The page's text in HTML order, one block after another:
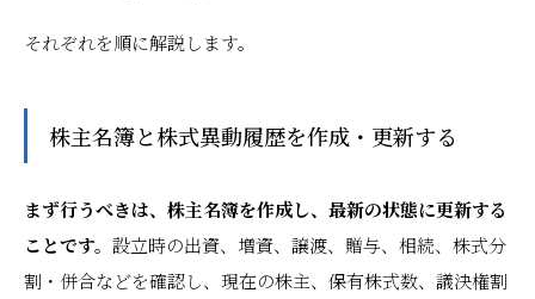
それぞれを順に解説します。
株主名簿と株式異動履歴を作成・更新する
まず行うべきは、株主名簿を作成し、最新の状態に更新する
ことです。 設立時の出資、増資、譲渡、贈与、相続、株式分
割・併合などを確認し、現在の株主、保有株式数、議決権割